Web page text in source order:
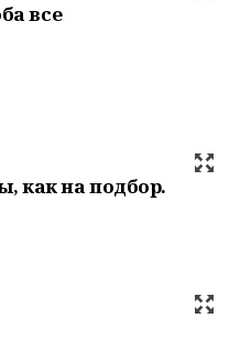
все
как на подбор.